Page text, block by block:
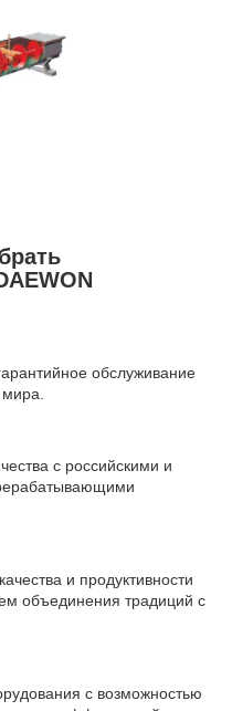
обслуживание
с российскими и
и продуктивности
объединения традиций с
с возможностью